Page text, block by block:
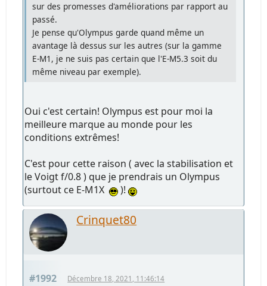
sur des promesses d'améliorations par rapport au
passé.
Je pense qu'Olympus garde quand même un
avantage là dessus sur les autres (sur la gamme
E-M1, je ne suis pas certain que l'E-M5.3 soit du
même niveau par exemple).
Oui c'est certain! Olympus est pour moi la
meilleure marque au monde pour les
conditions extrêmes!
C'est pour cette raison ( avec la stabilisation et
le Voigt f/0.8 ) que je prendrais un Olympus
(surtout ce E-M1X
)!
Crinquet80
#1992 Décembre 18, 2021, 11:46:14